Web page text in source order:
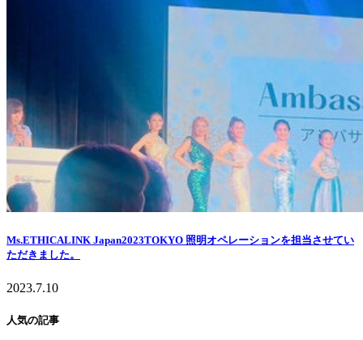
Ms.ETHICALINK Japan2023TOKYO 照明オペレーションを担当させてい
ただきました。
2023.7.10
人気の記事